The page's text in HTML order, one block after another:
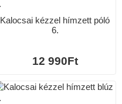
Kalocsai kézzel hímzett póló
6.
12 990Ft